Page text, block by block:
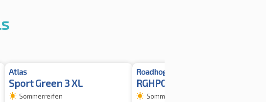
Atlas
Sport Green 3 XL
Sommerreifen
Roadhog
RGHP02 TL XL
Sommerreifen